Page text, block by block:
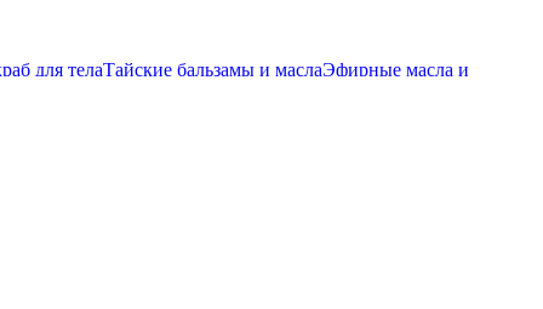
для телаТайские бальзамы и маслаЭфирные масла и